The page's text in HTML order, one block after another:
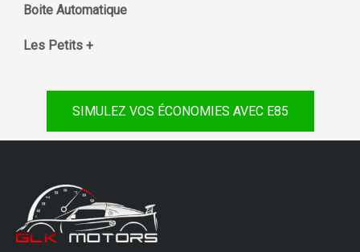
Boite Automatique
Les Petits +
SIMULEZ VOS ÉCONOMIES AVEC E85